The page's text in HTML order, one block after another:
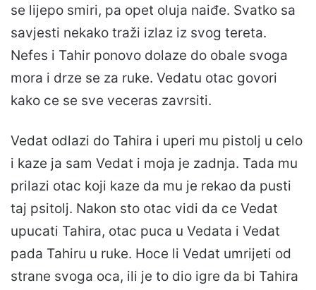
se lijepo smiri, pa opet oluja naiđe. Svatko sa
savjesti nekako traži izlaz iz svog tereta.
Nefes i Tahir ponovo dolaze do obale svoga
mora i drze se za ruke. Vedatu otac govori
kako ce se sve veceras zavrsiti.
Vedat odlazi do Tahira i uperi mu pistolj u celo
i kaze ja sam Vedat i moja je zadnja. Tada mu
prilazi otac koji kaze da mu je rekao da pusti
taj psitolj. Nakon sto otac vidi da ce Vedat
upucati Tahira, otac puca u Vedata i Vedat
pada Tahiru u ruke. Hoce li Vedat umrijeti od
strane svoga oca, ili je to dio igre da bi Tahira